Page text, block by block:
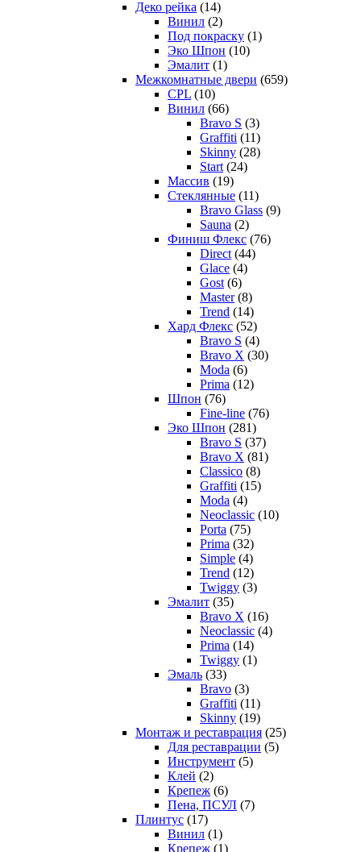
Деко рейка (14)
Винил (2)
Под покраску (1)
Эко Шпон (10)
Эмалит (1)
Межкомнатные двери (659)
CPL (10)
Винил (66)
Bravo S (3)
Graffiti (11)
Skinny (28)
Start (24)
Массив (19)
Стеклянные (11)
Bravo Glass (9)
Sauna (2)
Финиш Флекс (76)
Direct (44)
Glace (4)
Gost (6)
Master (8)
Trend (14)
Хард Флекс (52)
Bravo S (4)
Bravo X (30)
Moda (6)
Prima (12)
Шпон (76)
Fine-line (76)
Эко Шпон (281)
Bravo S (37)
Bravo X (81)
Classico (8)
Graffiti (15)
Moda (4)
Neoclassic (10)
Porta (75)
Prima (32)
Simple (4)
Trend (12)
Twiggy (3)
Эмалит (35)
Bravo X (16)
Neoclassic (4)
Prima (14)
Twiggy (1)
Эмаль (33)
Bravo (3)
Graffiti (11)
Skinny (19)
Монтаж и реставрация (25)
Для реставрации (5)
Инструмент (5)
Клей (2)
Крепеж (6)
Пена, ПСУЛ (7)
Плинтус (17)
Винил (1)
Крепеж (1)